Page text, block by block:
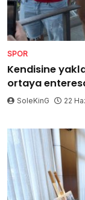
SPOR
Kendisine
ortaya
SoleKinG 22